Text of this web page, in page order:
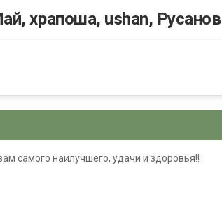
храпоша, ushan, Русанов
самого наилучшего, удачи и здоровья!!